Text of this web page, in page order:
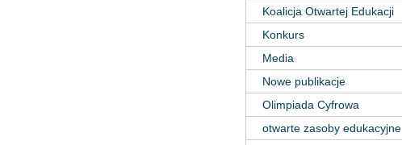
Koalicja Otwartej Edukacji
Konkurs
Media
Nowe publikacje
Olimpiada Cyfrowa
otwarte zasoby edukacyjne